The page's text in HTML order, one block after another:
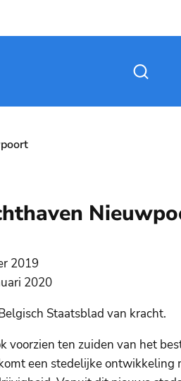
Zoek
2019
2020
Staatsblad van kracht.
ten zuiden van het
een stedelijke ontwikkeling